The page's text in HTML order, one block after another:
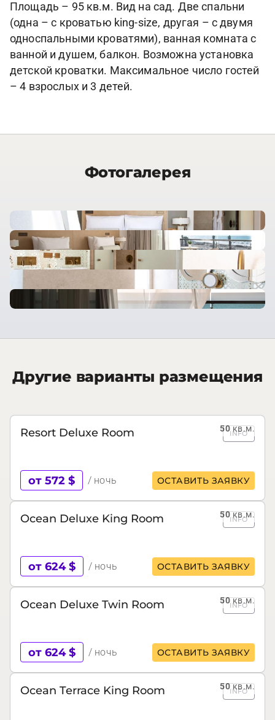
Площадь – 95 кв.м. Вид на сад. Две спальни
(одна – с кроватью king-size, другая – с двумя
односпальными кроватями), ванная комната с
ванной и душем, балкон. Возможна установка
детской кроватки. Максимальное число гостей
– 4 взрослых и 3 детей.
Фотогалерея
Другие варианты размещения
50кв.м.
Resort Deluxe Room INFO
от 572 $ / ночь ОСТАВИТЬ ЗАЯВКУ
50кв.м.
Ocean Deluxe King Room INFO
от 624 $ / ночь ОСТАВИТЬ ЗАЯВКУ
50кв.м.
Ocean Deluxe Twin Room INFO
от 624 $ / ночь ОСТАВИТЬ ЗАЯВКУ
50кв.м.
Ocean Terrace King Room INFO